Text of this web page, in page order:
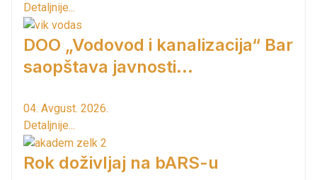
Detaljnije...
DOO „Vodovod i kanalizacija“ Bar
saopštava javnosti...
04. Avgust. 2026.
Detaljnije...
Rok doživljaj na bARS-u